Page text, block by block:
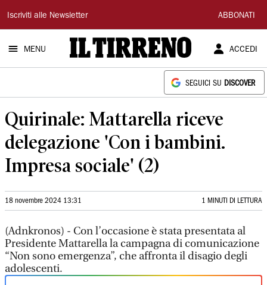
Il
Tirreno
Iscriviti alle Newsletter ABBONATI
MENU ACCEDI
SEGUICI SU DISCOVER
Quirinale: Mattarella riceve
delegazione 'Con i bambini.
Impresa sociale' (2)
18 novembre 2024 13:31 1 MINUTI DI LETTURA
(Adnkronos) - Con l’occasione è stata presentata al
Presidente Mattarella la campagna di comunicazione
“Non sono emergenza”, che affronta il disagio degli
adolescenti.